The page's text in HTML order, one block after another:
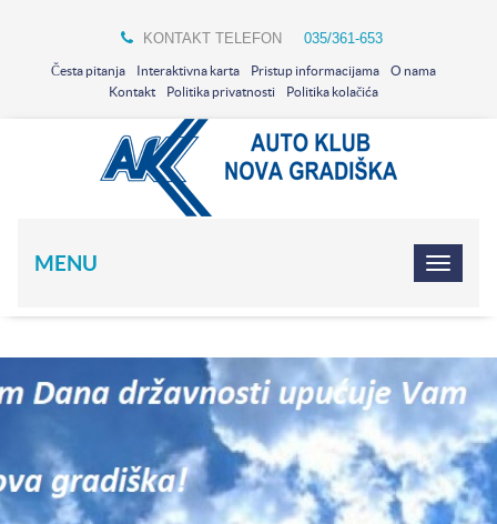
KONTAKT TELEFON 035/361-653
Česta pitanja Interaktivna karta Pristup informacijama
O nama
Kontakt
Politika privatnosti Politika kolačića
MENU